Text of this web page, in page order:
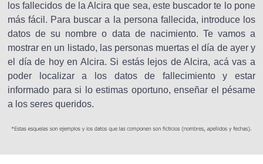
los fallecidos de la Alcira que sea, este buscador te lo pone
más fácil. Para buscar a la persona fallecida, introduce los
datos de su nombre o data de nacimiento. Te vamos a
mostrar en un listado, las personas muertas el día de ayer y
el día de hoy en Alcira. Si estás lejos de Alcira, acá vas a
poder localizar a los datos de fallecimiento y estar
informado para si lo estimas oportuno, enseñar el pésame
a los seres queridos.